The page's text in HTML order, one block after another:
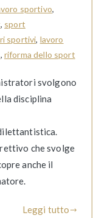
sportivo,
, sport
sportivi, lavoro
, riforma dello sport
svolgono
disciplina
che svolge
anche il
Leggi tutto